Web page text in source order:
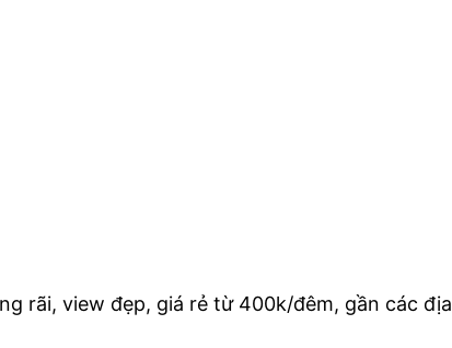
rãi, view đẹp, giá rẻ từ 400k/đêm, gần các